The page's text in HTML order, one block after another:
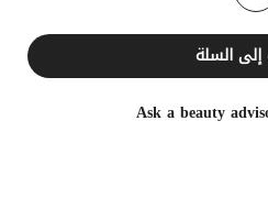
السلة
Ask a beauty